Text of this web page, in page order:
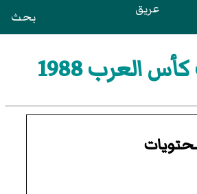
عريق بحث
العرب 1988